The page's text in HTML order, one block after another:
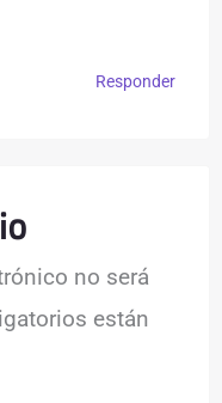
Responder
no será
están